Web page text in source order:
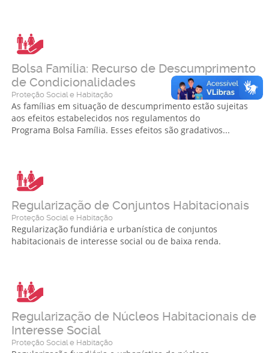
Bolsa Família: Recurso de Descumprimento
de Condicionalidades
Proteção Social e Habitação
As famílias em situação de descumprimento estão sujeitas
aos efeitos estabelecidos nos regulamentos do
Programa Bolsa Família. Esses efeitos são gradativos...
Regularização de Conjuntos Habitacionais
Proteção Social e Habitação
Regularização fundiária e urbanística de conjuntos
habitacionais de interesse social ou de baixa renda.
Regularização de Núcleos Habitacionais de
Interesse Social
Proteção Social e Habitação